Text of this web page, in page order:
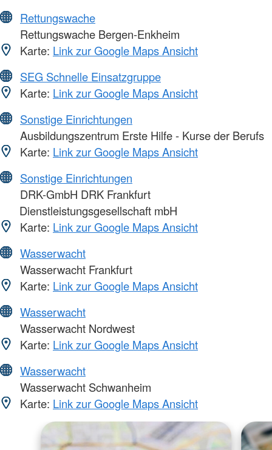
Rettungswache
Rettungswache Bergen-Enkheim
Karte: Link zur Google Maps Ansicht
SEG Schnelle Einsatzgruppe
Karte: Link zur Google Maps Ansicht
Sonstige Einrichtungen
Ausbildungszentrum Erste Hilfe - Kurse der Berufs
Karte: Link zur Google Maps Ansicht
Sonstige Einrichtungen
DRK-GmbH DRK Frankfurt
Dienstleistungsgesellschaft mbH
Karte: Link zur Google Maps Ansicht
Wasserwacht
Wasserwacht Frankfurt
Karte: Link zur Google Maps Ansicht
Wasserwacht
Wasserwacht Nordwest
Karte: Link zur Google Maps Ansicht
Wasserwacht
Wasserwacht Schwanheim
Karte: Link zur Google Maps Ansicht